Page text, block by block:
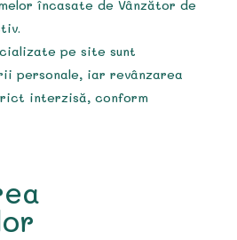
încasate de Vânzător de
pe site sunt
personale, iar revânzarea
interzisă, conform